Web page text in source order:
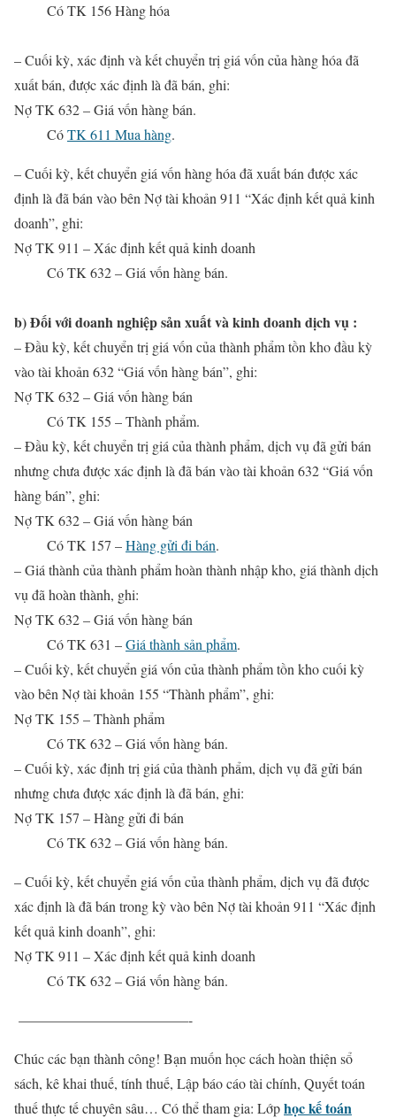
CóTK 156 Hàng hóa
– Cuối kỳ, xác định và kết chuyển trị giá vốn của hàng hóa đã
xuất bán, được xác định là đã bán, ghi:
Nợ TK 632 – Giá vốn hàng bán.
CóTK 611 Mua hàng.
– Cuối kỳ, kết chuyển giá vốn hàng hóa đã xuất bán được xác
định là đã bán vào bên Nợ tài khoản 911 “Xác định kết quả kinh
doanh”, ghi:
Nợ TK 911 – Xác định kết quả kinh doanh
Có TK 632 – Giá vốn hàng bán.
b) Đối với doanh nghiệp sản xuất và kinh doanh dịch vụ :
– Đầu kỳ, kết chuyển trị giá vốn của thành phẩm tồn kho đầu kỳ
vào tài khoản 632 “Giá vốn hàng bán”, ghi:
Nợ TK 632 – Giá vốn hàng bán
Có TK 155 – Thành phẩm.
– Đầu kỳ, kết chuyển trị giá của thành phẩm, dịch vụ đã gửi bán
nhưng chưa được xác định là đã bán vào tài khoản 632 “Giá vốn
hàng bán”, ghi:
Nợ TK 632 – Giá vốn hàng bán
CóTK 157 –Hàng gửi đi bán.
– Giá thành của thành phẩm hoàn thành nhập kho, giá thành dịch
vụ đã hoàn thành, ghi:
Nợ TK 632 – Giá vốn hàng bán
CóTK 631 –Giá thành sản phẩm.
– Cuối kỳ, kết chuyển giá vốn của thành phẩm tồn kho cuối kỳ
vào bên Nợ tài khoản 155 “Thành phẩm”, ghi:
Nợ TK 155 – Thành phẩm
Có TK 632 – Giá vốn hàng bán.
– Cuối kỳ, xác định trị giá của thành phẩm, dịch vụ đã gửi bán
nhưng chưa được xác định là đã bán, ghi:
Nợ TK 157 – Hàng gửi đi bán
Có TK 632 – Giá vốn hàng bán.
– Cuối kỳ, kết chuyển giá vốn của thành phẩm, dịch vụ đã được
xác định là đã bán trong kỳ vào bên Nợ tài khoản 911 “Xác định
kết quả kinh doanh”, ghi:
Nợ TK 911 – Xác định kết quả kinh doanh
Có TK 632 – Giá vốn hàng bán.
————————————-
Chúc các bạn thành công! Bạn muốn học cách hoàn thiện sổ
sách, kê khai thuế, tính thuế, Lập báo cáo tài chính, Quyết toán
thuế thực tế chuyên sâu… Có thể tham gia: Lớphọc kế toán